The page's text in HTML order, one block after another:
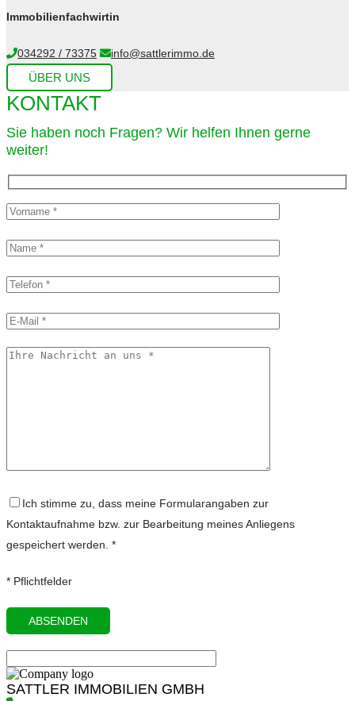
Immobilienfachwirtin
034292 / 73375 info@sattlerimmo.de
ÜBER UNS
KONTAKT
Sie haben noch Fragen? Wir helfen Ihnen gerne
weiter!​
Ich stimme zu, dass meine Formularangaben zur
Kontaktaufnahme bzw. zur Bearbeitung meines Anliegens
gespeichert werden. *
* Pflichtfelder
SATTLER IMMOBILIEN GMBH